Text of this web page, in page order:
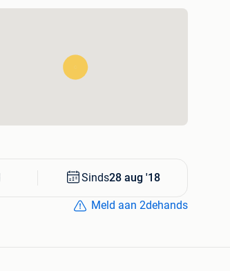
Sinds28 aug '18
Meld aan 2dehands